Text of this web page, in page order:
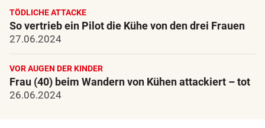
TÖDLICHE ATTACKE
So vertrieb ein Pilot die Kühe von den drei Frauen
27.06.2024
VOR AUGEN DER KINDER
Frau (40) beim Wandern von Kühen attackiert – tot
26.06.2024